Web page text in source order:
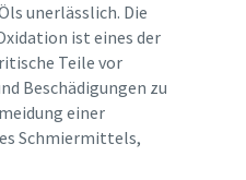
unerlässlich. Die
ist eines der
Teile vor
Beschädigungen zu
einer
Schmiermittels,